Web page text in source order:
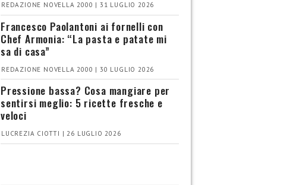
REDAZIONE NOVELLA 2000 | 31 LUGLIO 2026
Francesco Paolantoni ai fornelli con
Chef Armonia: “La pasta e patate mi
sa di casa”
REDAZIONE NOVELLA 2000 | 30 LUGLIO 2026
Pressione bassa? Cosa mangiare per
sentirsi meglio: 5 ricette fresche e
veloci
LUCREZIA CIOTTI | 26 LUGLIO 2026